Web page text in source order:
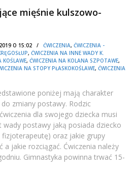
mięśnie kulszowo-
2019 O 15:02 / ĆWICZENIA, ĆWICZENIA -
, ĆWICZENIA NA INNE WADY K.
KOŚLAWE, ĆWICZENIA NA KOLANA SZPOTAWE,
NA STOPY PŁASKOKOŚLAWE, ĆWICZENIA
poniżej mają charakter
zmiany postawy. Rodzic
dla swojego dziecka musi
postawy jaką posiada dziecko
fizjoterapeutę) oraz jakie grupy
a jakie rozciągać. Ćwiczenia należy
Gimnastyka powinna trwać 15-